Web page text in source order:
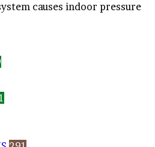
causes indoor pressure